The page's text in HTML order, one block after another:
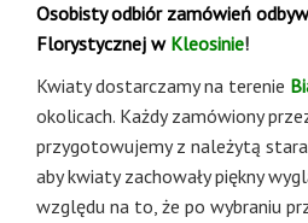
Osobisty odbiór zamówień
Florystycznej w Kleosinie!
Kwiaty dostarczamy na terenie
okolicach. Każdy zamówiony
przygotowujemy z należytą
aby kwiaty zachowały piękny
względu na to, że po wybraniu